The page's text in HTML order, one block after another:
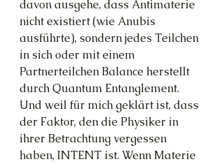
davon ausgehe, dass Antimaterie
nicht existiert (wie Anubis
ausführte), sondern jedes Teilchen
in sich oder mit einem
Partnerteilchen Balance herstellt
durch Quantum Entanglement.
Und weil für mich geklärt ist, dass
der Faktor, den die Physiker in
ihrer Betrachtung vergessen
haben, INTENT ist. Wenn Materie